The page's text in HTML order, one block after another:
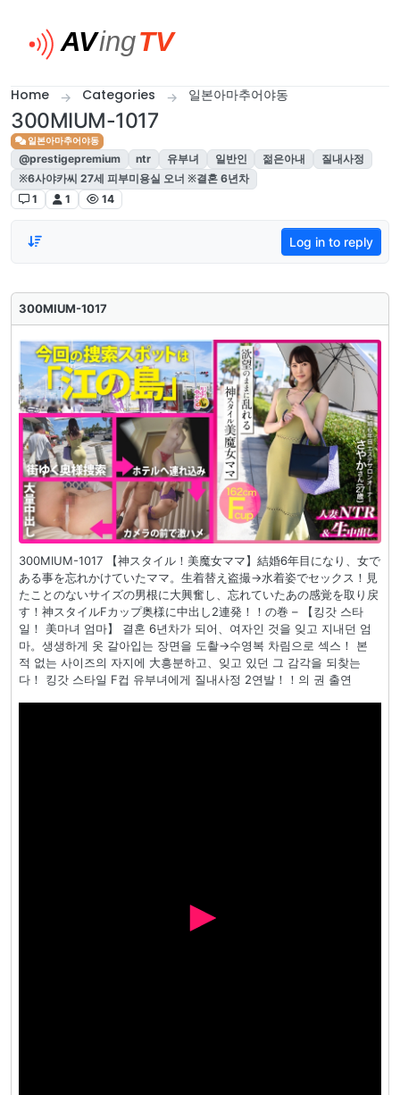
Home Categories 일본아마추어야동
300MIUM-1017
일본아마추어야동
@prestigepremium ntr 유부녀 일반인 젊은아내
질내사정
※6사야카씨 27세 피부미용실 오너 ※결혼 6년차
1
1 14
Log in to reply
300MIUM-1017
300MIUM-1017 【神スタイル！美魔女ママ】結婚6年目になり、女で
ある事を忘れかけていたママ。生着替え盗撮→水着姿でセックス！見
たことのないサイズの男根に大興奮し、忘れていたあの感覚を取り戻
す！神スタイルFカップ奥様に中出し2連発！！の巻 – 【킹갓 스타
일！ 美마녀 엄마】 결혼 6년차가 되어、여자인 것을 잊고 지내던 엄
마。생생하게 옷 갈아입는 장면을 도촬→수영복 차림으로 섹스！ 본
적 없는 사이즈의 자지에 大흥분하고、잊고 있던 그 감각을 되찾는
다！ 킹갓 스타일 F컵 유부녀에게 질내사정 2연발！！의 권 출연